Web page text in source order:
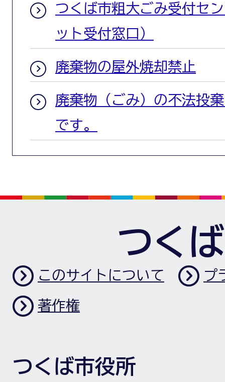
つくば市粗大ごみ受付セ
ット受付窓口）
廃棄物の屋外焼却禁止
廃棄物（ごみ）の不法投
です。
つく
このサイトについて プ
著作権
つくば市役所